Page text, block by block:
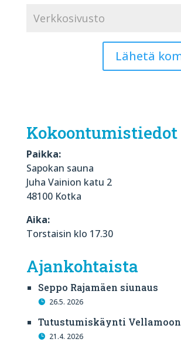
Kokoontumistiedot
Paikka:
Sapokan sauna
Juha Vainion katu 2
48100 Kotka
Aika:
Torstaisin klo 17.30
Ajankohtaista
Seppo Rajamäen siunaus
26.5. 2026
Tutustumiskäynti Vellamoon
21.4. 2026